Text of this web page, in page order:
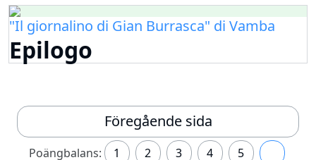
"Il giornalino di Gian Burrasca" di Vamba
Epilogo
Föregående sida
Poängbalans: 1 2 3 4 5